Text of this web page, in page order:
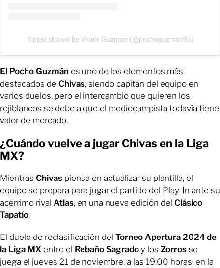
A post shared by Víctor Guzman (@pochoguzman95)
El Pocho Guzmán es uno de los elementos más
destacados de Chivas, siendo capitán del equipo en
varios duelos, pero el intercambio que quieren los
rojiblancos se debe a que el mediocampista todavía tiene
valor de mercado.
¿Cuándo vuelve a jugar Chivas en la Liga
MX?
Mientras Chivas piensa en actualizar su plantilla, el
equipo se prepara para jugar el partido del Play-In ante su
acérrimo rival Atlas, en una nueva edición del Clásico
Tapatío.
El duelo de reclasificación del Torneo Apertura 2024 de
la Liga MX entre el Rebaño Sagrado y los Zorros se
juega el jueves 21 de noviembre, a las 19:00 horas, en la